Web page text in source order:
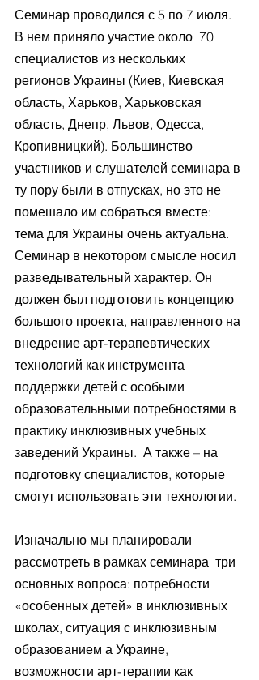
Семинар проводился с 5 по 7 июля.
В нем приняло участие около  70
специалистов из нескольких
регионов Украины (Киев, Киевская
область, Харьков, Харьковская
область, Днепр, Львов, Одесса,
Кропивницкий). Большинство
участников и слушателей семинара в
ту пору были в отпусках, но это не
помешало им собраться вместе:
тема для Украины очень актуальна.
Семинар в некотором смысле носил
разведывательный характер. Он
должен был подготовить концепцию
большого проекта, направленного на
внедрение арт-терапевтических
технологий как инструмента
поддержки детей с особыми
образовательными потребностями в
практику инклюзивных учебных
заведений Украины.  А также – на
подготовку специалистов, которые
смогут использовать эти технологии.
Изначально мы планировали
рассмотреть в рамках семинара  три
основных вопроса: потребности
«особенных детей» в инклюзивных
школах, ситуация с инклюзивным
образованием а Украине,
возможности арт-терапии как